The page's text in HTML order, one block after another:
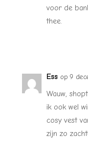
voor de
thee.
Ess op 9
Wauw,
ik ook wel
cosy vest
zijn zo zacht!